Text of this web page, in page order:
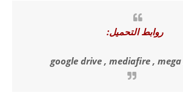
روابط التحميل:
google drive , mediafire ,